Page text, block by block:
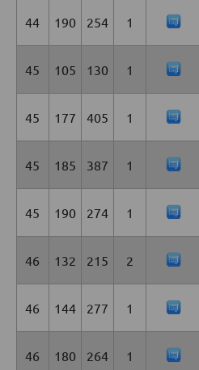
44 190 254 1
45 105 130 1
45 177 405 1
45 185 387 1
45 190 274 1
46 132 215 2
46 144 277 1
46 180 264 1